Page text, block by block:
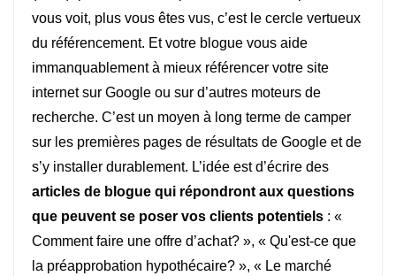
vous voit, plus vous êtes vus, c’est le cercle vertueux
du référencement. Et votre blogue vous aide
immanquablement à mieux référencer votre site
internet sur Google ou sur d’autres moteurs de
recherche. C’est un moyen à long terme de camper
sur les premières pages de résultats de Google et de
s’y installer durablement. L’idée est d’écrire des
articles de blogue qui répondront aux questions
que peuvent se poser vos clients potentiels : «
Comment faire une offre d’achat? », « Qu'est-ce que
la préapprobation hypothécaire? », « Le marché